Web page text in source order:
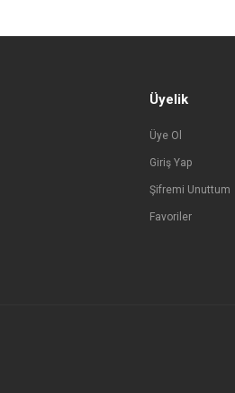
Üyelik
Üye Ol
Giriş Yap
Şifremi Unuttum
Favoriler